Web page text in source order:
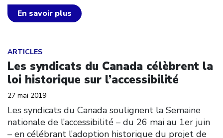
En savoir plus
ARTICLES
Les syndicats du Canada célèbrent la
loi historique sur l’accessibilité
27 mai 2019
Les syndicats du Canada soulignent la Semaine
nationale de l’accessibilité – du 26 mai au 1er juin
– en célébrant l’adoption historique du projet de
Click to open the link